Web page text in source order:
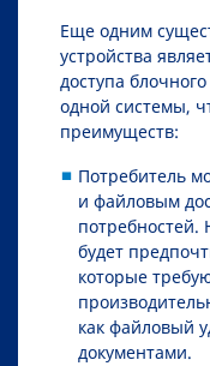
Еще одним
устройства
доступа
одной системы,
преимуществ:
Потребитель
и файловым
будет
которые
как файловый
документами.